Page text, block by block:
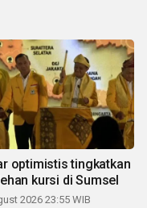
optimistis tingkatkan
kursi di Sumsel
2026 23:55 WIB